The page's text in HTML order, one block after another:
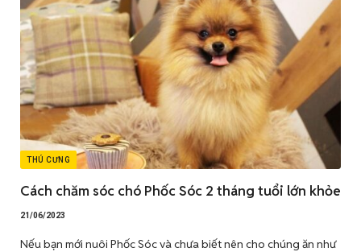
THÚ CƯNG
Cách chăm sóc chó Phốc Sóc 2 tháng tuổi lớn khỏe
21/06/2023
Nếu bạn mới nuôi Phốc Sóc và chưa biết nên cho chúng ăn như